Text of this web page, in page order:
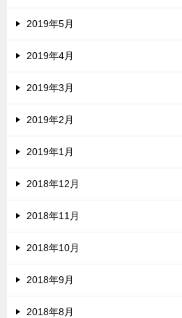
2019年5月
2019年4月
2019年3月
2019年2月
2019年1月
2018年12月
2018年11月
2018年10月
2018年9月
2018年8月